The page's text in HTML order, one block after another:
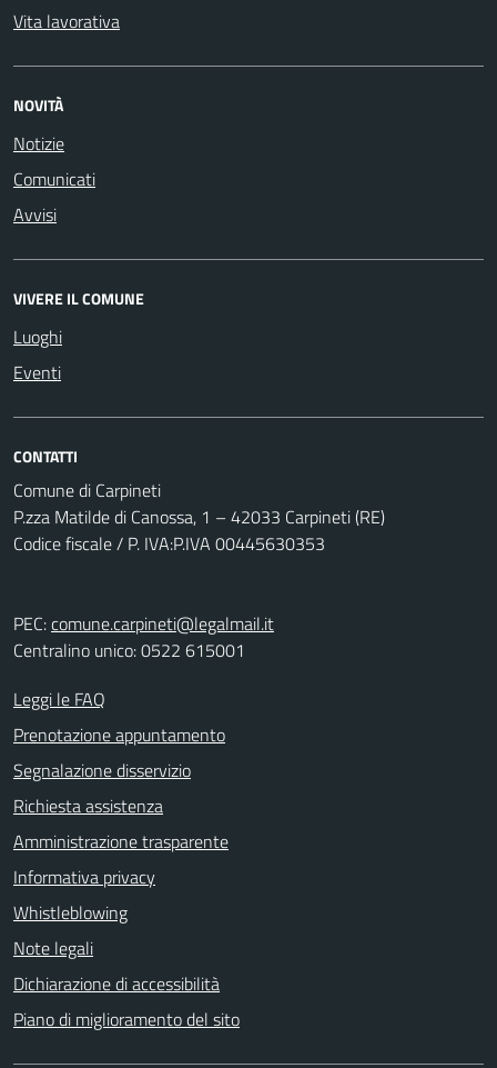
Vita lavorativa
NOVITÀ
Notizie
Comunicati
Avvisi
VIVERE IL COMUNE
Luoghi
Eventi
CONTATTI
Comune di Carpineti
P.zza Matilde di Canossa, 1 – 42033 Carpineti (RE)
Codice fiscale / P. IVA:P.IVA 00445630353
PEC:comune.carpineti@legalmail.it
Centralino unico: 0522 615001
Leggi le FAQ
Prenotazione appuntamento
Segnalazione disservizio
Richiesta assistenza
Amministrazione trasparente
Informativa privacy
Whistleblowing
Note legali
Dichiarazione di accessibilità
Piano di miglioramento del sito